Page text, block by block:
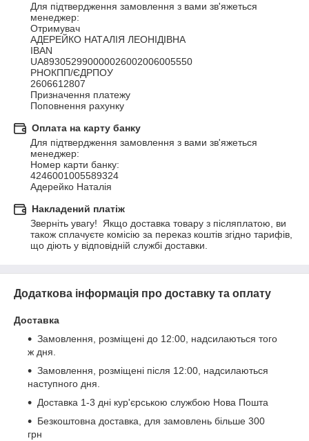
Для підтвердження замовлення з вами зв'яжеться
менеджер:
Отримувач
АДЕРЕЙКО НАТАЛІЯ ЛЕОНІДІВНА
IBAN
UA893052990000026002006005550
РНОКПП/ЄДРПОУ
2606612807
Призначення платежу
Поповнення рахунку
Оплата на карту банку
Для підтвердження замовлення з вами зв'яжеться
менеджер:
Номер карти банку:
4246001005589324
Адерейко Наталія
Накладений платіж
Зверніть увагу!  Якщо доставка товару з післяплатою, ви
також сплачуєте комісію за переказ коштів згідно тарифів,
що діють у відповідній службі доставки.
Додаткова інформація про доставку та оплату
Доставка
Замовлення, розміщені до 12:00, надсилаються того
ж дня.
Замовлення, розміщені після 12:00, надсилаються
наступного дня.
Доставка 1-3 дні кур'єрською службою Нова Пошта
Безкоштовна доставка, для замовлень більше 300
грн